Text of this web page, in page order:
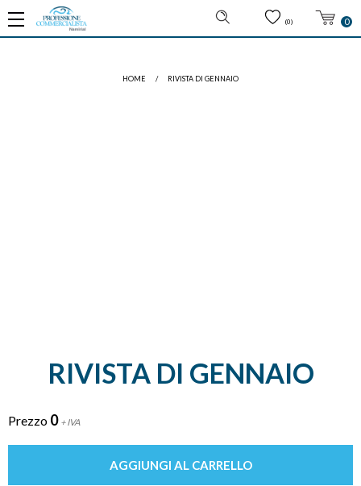
(0) 0
HOME / RIVISTA DI GENNAIO
RIVISTA DI GENNAIO
Prezzo 0 + IVA
AGGIUNGI AL CARRELLO